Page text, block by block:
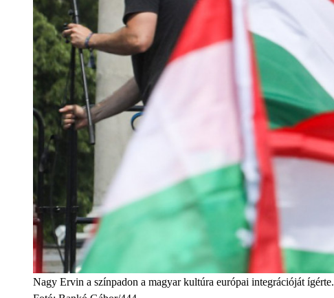
Nagy Ervin a színpadon a magyar kultúra európai integrációját ígérte.